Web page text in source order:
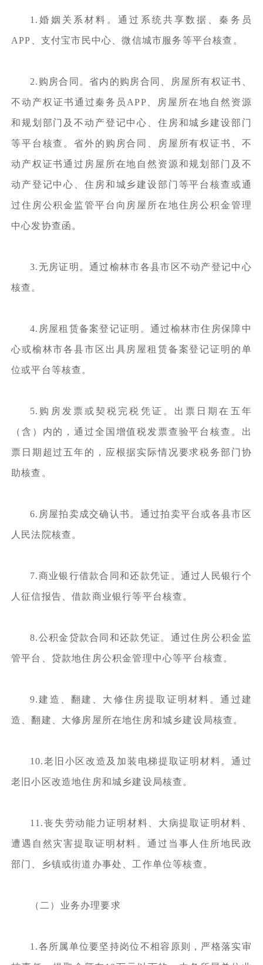
1.婚姻关系材料。通过系统共享数据、秦务员
APP、支付宝市民中心、微信城市服务等平台核查。
2.购房合同。省内的购房合同、房屋所有权证书、
不动产权证书通过秦务员APP、房屋所在地自然资源
和规划部门及不动产登记中心、住房和城乡建设部门
等平台核查。省外的购房合同、房屋所有权证书、不
动产权证书通过房屋所在地自然资源和规划部门及不
动产登记中心、住房和城乡建设部门等平台核查或通
过住房公积金监管平台向房屋所在地住房公积金管理
中心发协查函。
3.无房证明。通过榆林市各县市区不动产登记中心
核查。
4.房屋租赁备案登记证明。通过榆林市住房保障中
心或榆林市各县市区出具房屋租赁备案登记证明的单
位或平台等核查。
5.购房发票或契税完税凭证。出票日期在五年
（含）内的，通过全国增值税发票查验平台核查。出
票日期超过五年的，应根据实际情况要求税务部门协
助核查。
6.房屋拍卖成交确认书。通过拍卖平台或各县市区
人民法院核查。
7.商业银行借款合同和还款凭证。通过人民银行个
人征信报告、借款商业银行等平台核查。
8.公积金贷款合同和还款凭证。通过住房公积金监
管平台、贷款地住房公积金管理中心等平台核查。
9.建造、翻建、大修住房提取证明材料。通过建
造、翻建、大修房屋所在地住房和城乡建设局核查。
10.老旧小区改造及加装电梯提取证明材料。通过
老旧小区改造地住房和城乡建设局核查。
11.丧失劳动能力证明材料、大病提取证明材料、
遭遇自然灾害提取证明材料。通过当事人住所地民政
部门、乡镇或街道办事处、工作单位等核查。
（二）业务办理要求
1.各所属单位要坚持岗位不相容原则，严格落实审